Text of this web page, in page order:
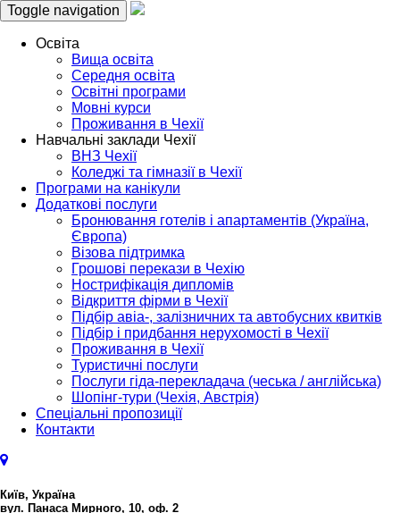
Toggle navigation
Освіта
Вища освіта
Середня освіта
Освітні програми
Мовні курси
Проживання в Чехії
Навчальні заклади Чехії
ВНЗ Чехії
Коледжі та гімназії в Чехії
Програми на канікули
Додаткові послуги
Бронювання готелів і апартаментів (Україна,
Європа)
Візова підтримка
Грошові перекази в Чехію
Нострифікація дипломів
Відкриття фірми в Чехії
Підбір авіа-, залізничних та автобусних квитків
Підбір і придбання нерухомості в Чехії
Проживання в Чехії
Туристичні послуги
Послуги гіда-перекладача (чеська / англійська)
Шопінг-тури (Чехія, Австрія)
Спеціальні пропозиції
Контакти
Київ, Україна
вул. Панаса Мирного, 10, оф. 2